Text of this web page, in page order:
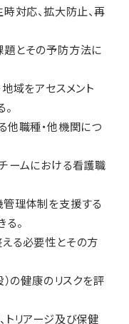
対応、拡大防止、再
とその予防方法に
域をアセスメント
他職種・他機関につ
ームにおける看護職
理体制を支援する
。
る必要性とその方
）の健康のリスクを評
リアージ及び保健